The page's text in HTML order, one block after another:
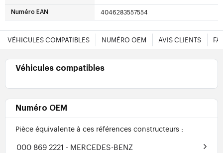
Numéro EAN 4046283557554
VÉHICULES COMPATIBLES NUMÉRO OEM AVIS CLIENTS
Véhicules compatibles
Numéro OEM
Pièce équivalente à ces références constructeurs :
000 869 2221 - MERCEDES-BENZ